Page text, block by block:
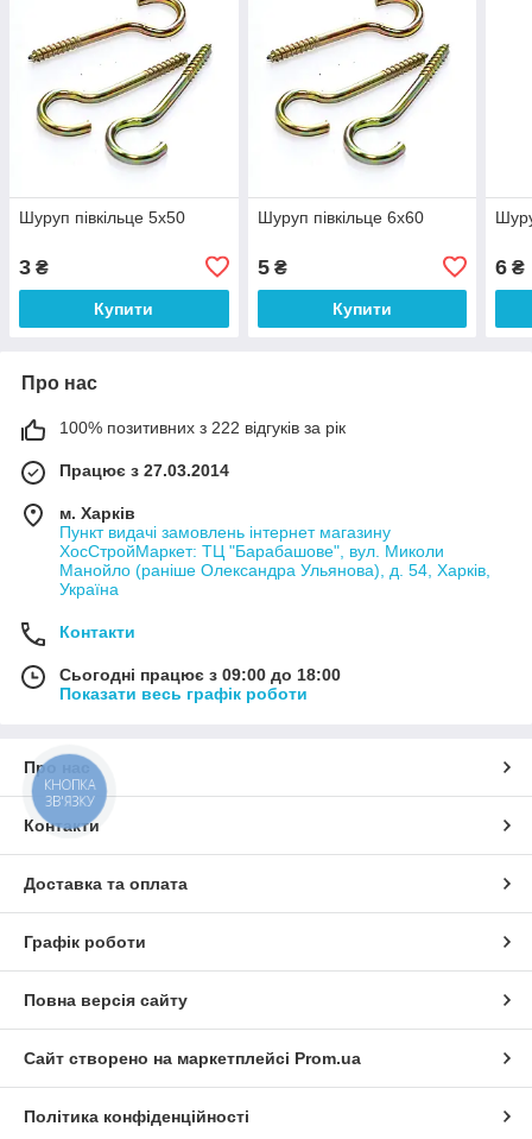
Шуруп півкільце 5х50
3 ₴
Купити
Шуруп півкільце 6х60
5₴
Купити
6 ₴
Про нас
100% позитивних з 222 відгуків за рік
Працює з 27.03.2014
м. Харків
Пункт видачі замовлень інтернет магазину
ХосСтройМаркет: ТЦ "Барабашове", вул. Миколи
Манойло (раніше Олександра Ульянова), д. 54, Харків,
Україна
Контакти
Сьогодні працює з 09:00 до 18:00
Показати весь графік роботи
Про нас
Контакти
Доставка та оплата
Графік роботи
Повна версія сайту
Сайт створено на маркетплейсі Prom.ua
Політика конфіденційності
КНОПКА
ЗВ'ЯЗКУ